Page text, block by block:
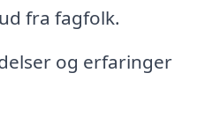
fra fagfolk.
og erfaringer